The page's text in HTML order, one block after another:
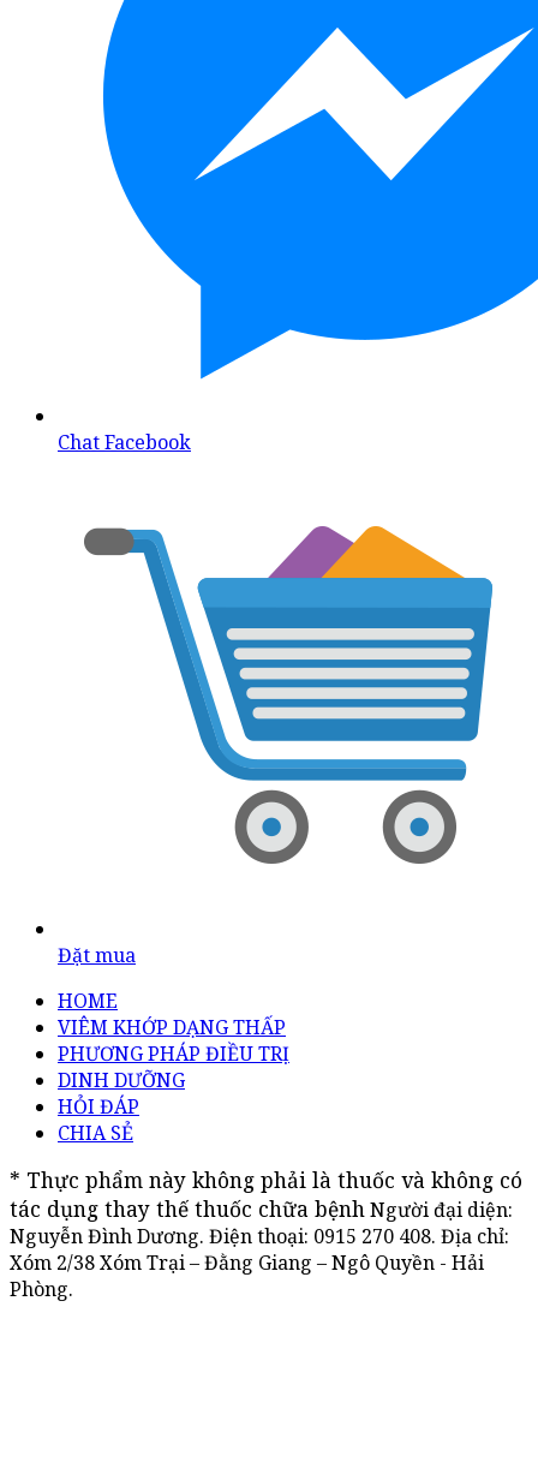
Chat Facebook
Đặt mua
HOME
VIÊM KHỚP DẠNG THẤP
PHƯƠNG PHÁP ĐIỀU TRỊ
DINH DƯỠNG
HỎI ĐÁP
CHIA SẺ
* Thực phẩm này không phải là thuốc và không có
tác dụng thay thế thuốc chữa bệnh Người đại diện:
Nguyễn Đình Dương. Điện thoại: 0915 270 408. Địa chỉ:
Xóm 2/38 Xóm Trại – Đằng Giang – Ngô Quyền - Hải
Phòng.